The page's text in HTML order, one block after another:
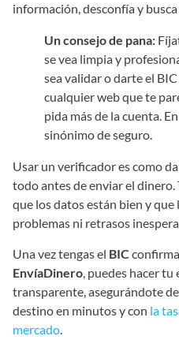
información, desconfía y
Un consejo de pana:
se vea limpia y
sea validar o darte el
cualquier web que te
pida más de la cuenta.
sinónimo de seguro.
Usar un verificador es como
todo antes de enviar el
que los datos están bien y
problemas ni retrasos
Una vez tengas el BIC
EnvíaDinero, puedes hacer
transparente, asegurándote
destino en minutos y con la
mercado.